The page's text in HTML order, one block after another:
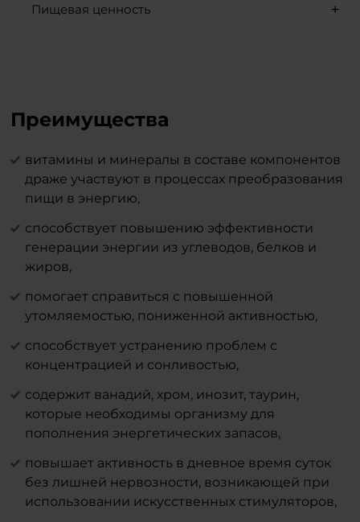
элеутерококка, плоды лимонника,
Пищевая ценность
Углеводы 92 г
(В нем сахарозы) 40 г
Белки 0 г Соль 0 г
Преимущества
витамины и минералы в составе компонентов
драже участвуют в процессах преобразования
пищи в энергию,
способствует повышению эффективности
генерации энергии из углеводов, белков и
жиров,
помогает справиться с повышенной
утомляемостью, пониженной активностью,
способствует устранению проблем с
концентрацией и сонливостью,
содержит ванадий, хром, инозит, таурин,
которые необходимы организму для
пополнения энергетических запасов,
повышает активность в дневное время суток
без лишней нервозности, возникающей при
использовании искусственных стимуляторов,